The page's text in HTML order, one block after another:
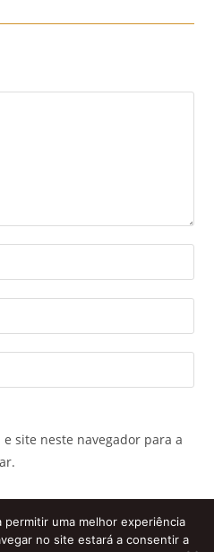
site neste navegador para a
uma melhor experiência
no site estará a consentir a